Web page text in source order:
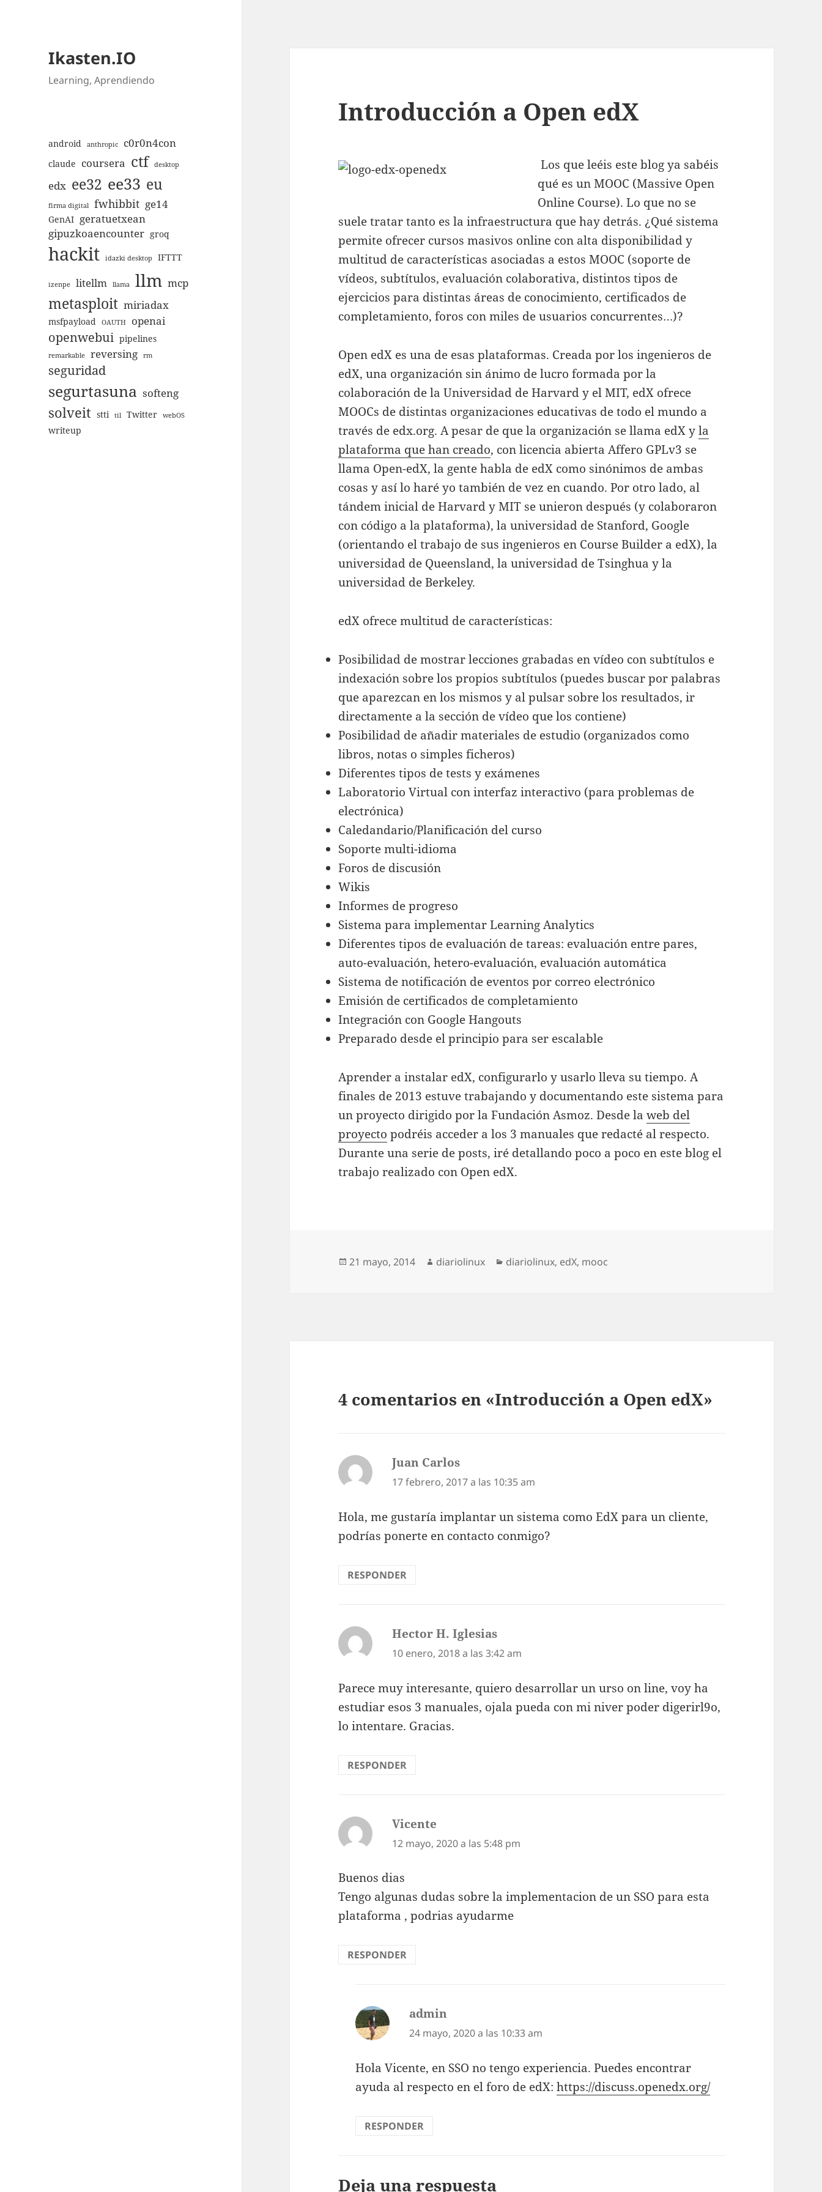
Ikasten.IO
Learning, Aprendiendo
android anthropic c0r0n4con
claude coursera ctf desktop
edx ee32 ee33 eu
firma digital fwhibbit ge14
GenAI geratuetxean
gipuzkoaencounter groq
hackit idazki desktop IFTTT
izenpe litellm llama llm mcp
metasploit miriadax
msfpayload OAUTH openai
openwebui pipelines
remarkable reversing rm
seguridad
segurtasuna softeng
solveit stti til Twitter webOS
writeup
Introducción a Open edX
Los que leéis este blog ya sabéis
qué es un MOOC (Massive Open
Online Course). Lo que no se
suele tratar tanto es la infraestructura que hay detrás. ¿Qué sistema
permite ofrecer cursos masivos online con alta disponibilidad y
multitud de características asociadas a estos MOOC (soporte de
vídeos, subtítulos, evaluación colaborativa, distintos tipos de
ejercicios para distintas áreas de conocimiento, certificados de
completamiento, foros con miles de usuarios concurrentes…)?
Open edX es una de esas plataformas. Creada por los ingenieros de
edX, una organización sin ánimo de lucro formada por la
colaboración de la Universidad de Harvard y el MIT, edX ofrece
MOOCs de distintas organizaciones educativas de todo el mundo a
través de edx.org. A pesar de que la organización se llama edX yla
plataforma que han creado, con licencia abierta Affero GPLv3 se
llama Open-edX, la gente habla de edX como sinónimos de ambas
cosas y así lo haré yo también de vez en cuando. Por otro lado, al
tándem inicial de Harvard y MIT se unieron después (y colaboraron
con código a la plataforma), la universidad de Stanford, Google
(orientando el trabajo de sus ingenieros en Course Builder a edX), la
universidad de Queensland, la universidad de Tsinghua y la
universidad de Berkeley.
edX ofrece multitud de características:
Posibilidad de mostrar lecciones grabadas en vídeo con subtítulos e
indexación sobre los propios subtítulos (puedes buscar por palabras
que aparezcan en los mismos y al pulsar sobre los resultados, ir
directamente a la sección de vídeo que los contiene)
Posibilidad de añadir materiales de estudio (organizados como
libros, notas o simples ficheros)
Diferentes tipos de tests y exámenes
Laboratorio Virtual con interfaz interactivo (para problemas de
electrónica)
Caledandario/Planificación del curso
Soporte multi-idioma
Foros de discusión
Wikis
Informes de progreso
Sistema para implementar Learning Analytics
Diferentes tipos de evaluación de tareas: evaluación entre pares,
auto-evaluación, hetero-evaluación, evaluación automática
Sistema de notificación de eventos por correo electrónico
Emisión de certificados de completamiento
Integración con Google Hangouts
Preparado desde el principio para ser escalable
Aprender a instalar edX, configurarlo y usarlo lleva su tiempo. A
finales de 2013 estuve trabajando y documentando este sistema para
un proyecto dirigido por la Fundación Asmoz. Desde laweb del
proyecto podréis acceder a los 3 manuales que redacté al respecto.
Durante una serie de posts, iré detallando poco a poco en este blog el
trabajo realizado con Open edX.
Publicado
21 mayo, 2014 Autor
diariolinux Categorías
diariolinux, edX, mooc
4 comentarios en «Introducción a Open edX»
Juan Carlos
17 febrero, 2017 a las 10:35 am
Hola, me gustaría implantar un sistema como EdX para un cliente,
podrías ponerte en contacto conmigo?
RESPONDER
Hector H. Iglesias
10 enero, 2018 a las 3:42 am
Parece muy interesante, quiero desarrollar un urso on line, voy ha
estudiar esos 3 manuales, ojala pueda con mi niver poder digerirl9o,
lo intentare. Gracias.
RESPONDER
Vicente
12 mayo, 2020 a las 5:48 pm
Buenos dias
Tengo algunas dudas sobre la implementacion de un SSO para esta
plataforma , podrias ayudarme
RESPONDER
admin
24 mayo, 2020 a las 10:33 am
Hola Vicente, en SSO no tengo experiencia. Puedes encontrar
ayuda al respecto en el foro de edX:https://discuss.openedx.org/
RESPONDER
Deja una respuesta